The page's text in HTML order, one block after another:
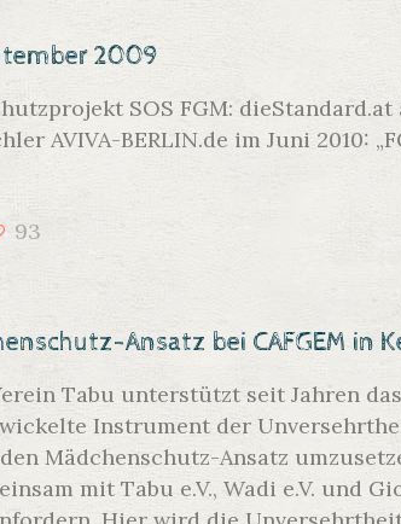
2009
SOS FGM:
AVIVA-BERLIN.de im Juni 2010:
93
Ansatz bei CAFGEM in
Tabu unterstützt seit Jahren
Instrument der
Mädchenschutz-Ansatz
mit Tabu e.V., Wadi e.V. und